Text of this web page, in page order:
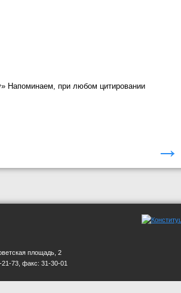
Напоминаем, при любом цитировании
→
площадь, 2
73, факс: 31-30-01